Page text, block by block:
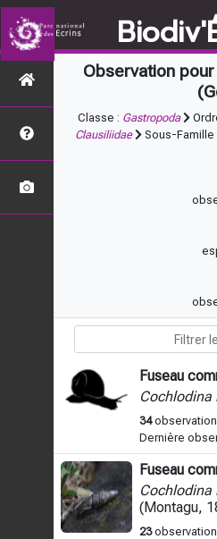
Observation
Classe : Gastropoda
Clausiliidae
Sous-Famille
Fuseau
34
Dernière
Fuseau
(Montagu,
23